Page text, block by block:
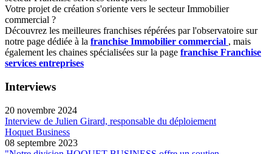
Votre projet de création s'oriente vers le secteur Immobilier
commercial ?
Découvrez les meilleures franchises répérées par l'observatoire sur
notre page dédiée à la franchise Immobilier commercial , mais
également les chaines spécialisées sur la page franchise Franchise
services entreprises
Interviews
20 novembre 2024
Interview de Julien Girard, responsable du déploiement
Hoquet Business
08 septembre 2023